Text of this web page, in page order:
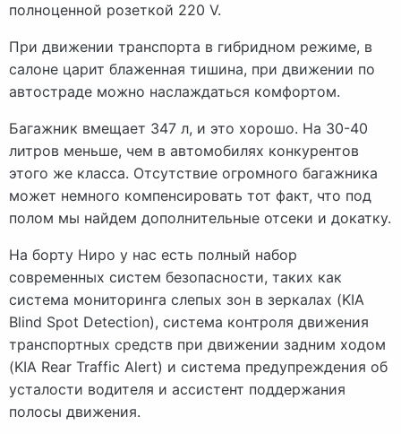
полноценной розеткой 220 V.
При движении транспорта в гибридном режиме, в
салоне царит блаженная тишина, при движении по
автостраде можно наслаждаться комфортом.
Багажник вмещает 347 л, и это хорошо. На 30-40
литров меньше, чем в автомобилях конкурентов
этого же класса. Отсутствие огромного багажника
может немного компенсировать тот факт, что под
полом мы найдем дополнительные отсеки и докатку.
На борту Ниро у нас есть полный набор
современных систем безопасности, таких как
система мониторинга слепых зон в зеркалах (KIA
Blind Spot Detection), система контроля движения
транспортных средств при движении задним ходом
(KIA Rear Traffic Alert) и система предупреждения об
усталости водителя и ассистент поддержания
полосы движения.